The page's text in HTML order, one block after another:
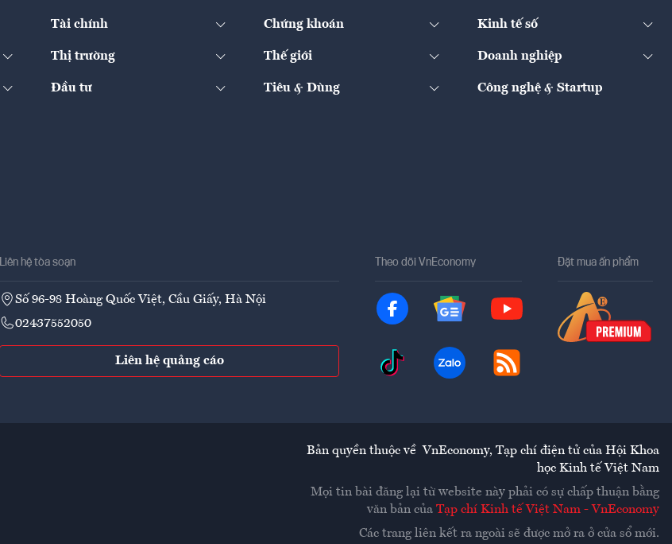
Tài chính Chứng khoán Kinh tế số
Thị trường Thế giới Doanh nghiệp
Đầu tư Tiêu & Dùng Công nghệ & Startup
Liên hệ tòa soạn
Số 96-98 Hoàng Quốc Việt, Cầu Giấy, Hà Nội
02437552050
Liên hệ quảng cáo
Theo dõi VnEconomy Đặt mua ấn phẩm
Bản quyền thuộc về VnEconomy, Tạp chí điện tử của Hội Khoa
học Kinh tế Việt Nam
Mọi tin bài đăng lại từ website này phải có sự chấp thuận bằng
văn bản của Tạp chí Kinh tế Việt Nam - VnEconomy
Các trang liên kết ra ngoài sẽ được mở ra ở cửa sổ mới.